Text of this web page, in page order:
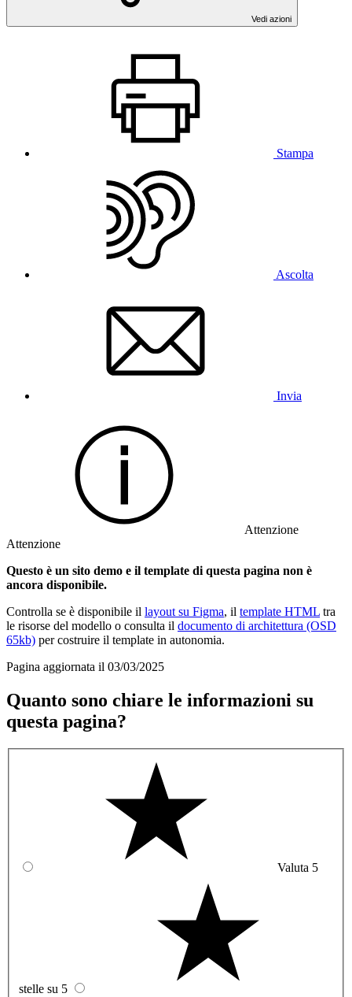
Vedi azioni
Stampa
Ascolta
Invia
Attenzione
Attenzione
Questo è un sito demo e il template di questa pagina non è
ancora disponibile.
Controlla se è disponibile il layout su Figma, il template HTML tra
le risorse del modello o consulta il documento di architettura (OSD
65kb) per costruire il template in autonomia.
Pagina aggiornata il 03/03/2025
Quanto sono chiare le informazioni su
questa pagina?
Valuta 5
stelle su 5